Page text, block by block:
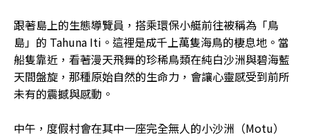
跟著島上的生態導覽員，搭乘環保小艇前往被稱為「鳥
島」的 Tahuna Iti。這裡是成千上萬隻海鳥的棲息地。當
船隻靠近，看著漫天飛舞的珍稀鳥類在純白沙洲與碧海藍
天間盤旋，那種原始自然的生命力，會讓心靈感受到前所
未有的震撼與感動。
中午，度假村會在其中一座完全無人的小沙洲（Motu）